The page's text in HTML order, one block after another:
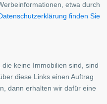
etwa durch
finden Sie
keine Immobilien sind, sind
diese Links einen Auftrag
dann erhalten wir dafür eine